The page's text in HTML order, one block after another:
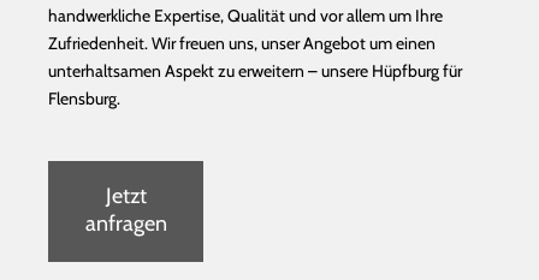
handwerkliche Expertise, Qualität und vor allem um Ihre
Zufriedenheit. Wir freuen uns, unser Angebot um einen
unterhaltsamen Aspekt zu erweitern – unsere Hüpfburg für
Flensburg.
Jetzt
anfragen